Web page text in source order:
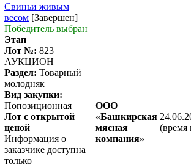
Свиньи живым
весом [Завершен]
Победитель выбран
Этап
Лот №: 823
АУКЦИОН
Раздел: Товарный
молодняк
Вид закупки:
Попозиционная
Лот с открытой
ценой
Информация о
заказчике доступна
только
ООО
«Башкирская
мясная
компания»
(время